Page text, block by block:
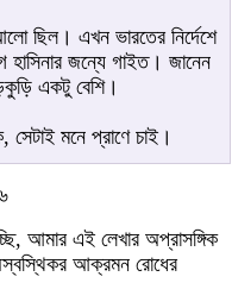
ছিল। এখন ভারতের নির্দেশে
হাসিনার জন্যে গাইত। জানেন
একটু বেশি।
মনে প্রাণে চাই।
আমার এই লেখার অপ্রাসঙ্গিক
আক্রমন রোধের